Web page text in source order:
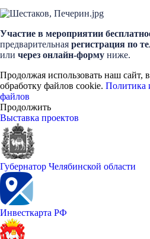
Участие в мероприятии
предварительная регистрация по
или через онлайн-форму ниже.
Продолжая использовать наш сайт,
обработку файлов cookie. Политика
файлов
Продолжить
Выставка проектов
Губернатор Челябинской области
Инвесткарта РФ